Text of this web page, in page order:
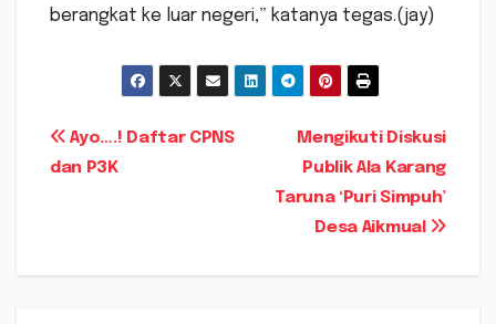
berangkat ke luar negeri,” katanya tegas.(jay)
Navigasi
Mengikuti Diskusi
Publik Ala Karang
Taruna ‘Puri Simpuh’
Desa Aikmual
Ayo….! Daftar CPNS
dan P3K